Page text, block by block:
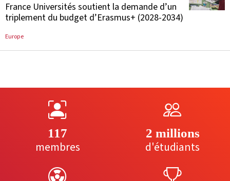
France Universités soutient la demande d’un
triplement du budget d’Erasmus+ (2028-2034)
Europe
117
membres
2 millions
d'étudiants